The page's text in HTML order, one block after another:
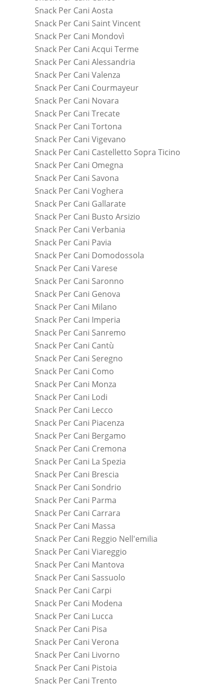
Snack Per Cani Aosta
Snack Per Cani Saint Vincent
Snack Per Cani Mondovì
Snack Per Cani Acqui Terme
Snack Per Cani Alessandria
Snack Per Cani Valenza
Snack Per Cani Courmayeur
Snack Per Cani Novara
Snack Per Cani Trecate
Snack Per Cani Tortona
Snack Per Cani Vigevano
Snack Per Cani Castelletto Sopra Ticino
Snack Per Cani Omegna
Snack Per Cani Savona
Snack Per Cani Voghera
Snack Per Cani Gallarate
Snack Per Cani Busto Arsizio
Snack Per Cani Verbania
Snack Per Cani Pavia
Snack Per Cani Domodossola
Snack Per Cani Varese
Snack Per Cani Saronno
Snack Per Cani Genova
Snack Per Cani Milano
Snack Per Cani Imperia
Snack Per Cani Sanremo
Snack Per Cani Cantù
Snack Per Cani Seregno
Snack Per Cani Como
Snack Per Cani Monza
Snack Per Cani Lodi
Snack Per Cani Lecco
Snack Per Cani Piacenza
Snack Per Cani Bergamo
Snack Per Cani Cremona
Snack Per Cani La Spezia
Snack Per Cani Brescia
Snack Per Cani Sondrio
Snack Per Cani Parma
Snack Per Cani Carrara
Snack Per Cani Massa
Snack Per Cani Reggio Nell'emilia
Snack Per Cani Viareggio
Snack Per Cani Mantova
Snack Per Cani Sassuolo
Snack Per Cani Carpi
Snack Per Cani Modena
Snack Per Cani Lucca
Snack Per Cani Pisa
Snack Per Cani Verona
Snack Per Cani Livorno
Snack Per Cani Pistoia
Snack Per Cani Trento